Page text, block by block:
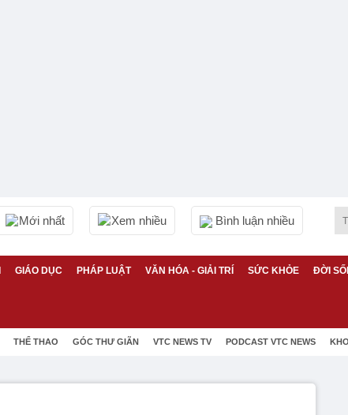
Mới nhất Xem nhiều Bình luận nhiều
GIÁO DỤC PHÁP LUẬT VĂN HÓA - GIẢI TRÍ SỨC KHỎE ĐỜI
THỂ THAO GÓC THƯ GIÃN VTC NEWS TV PODCAST VTC NEWS